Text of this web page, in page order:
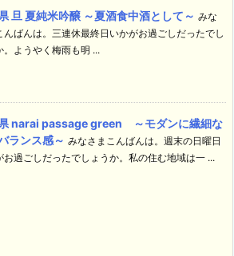
旦 夏純米吟醸 ～夏酒食中酒として～ みな
んばんは。三連休最終日いかがお過ごしだったでし
。ようやく梅雨も明 ...
narai passage green ～モダンに繊細な
ランス感～ みなさまこんばんは。週末の日曜日
お過ごしだったでしょうか。私の住む地域は一 ...